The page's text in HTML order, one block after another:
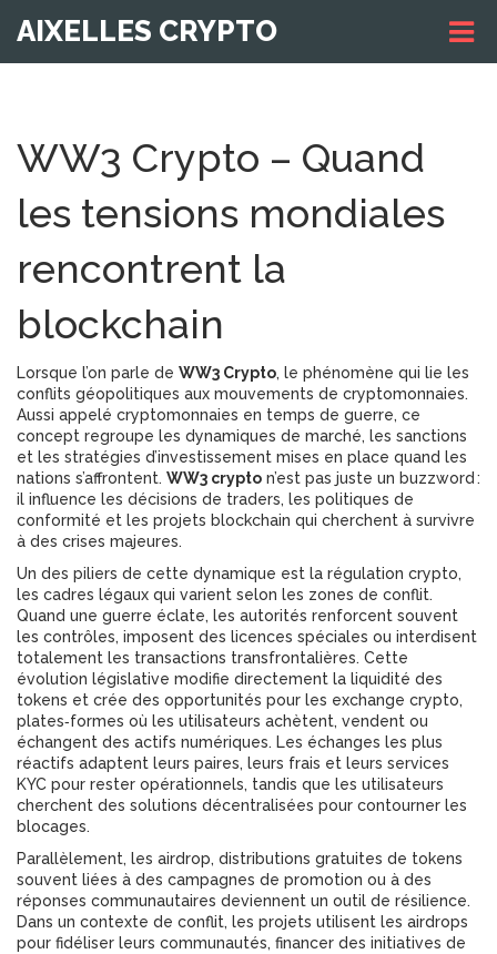
AIXELLES CRYPTO
WW3 Crypto – Quand
les tensions mondiales
rencontrent la
blockchain
Lorsque l’on parle de WW3 Crypto, le phénomène qui lie les
conflits géopolitiques aux mouvements de cryptomonnaies.
Aussi appelé cryptomonnaies en temps de guerre, ce
concept regroupe les dynamiques de marché, les sanctions
et les stratégies d’investissement mises en place quand les
nations s’affrontent. WW3 crypto n’est pas juste un buzzword :
il influence les décisions de traders, les politiques de
conformité et les projets blockchain qui cherchent à survivre
à des crises majeures.
Un des piliers de cette dynamique est la régulation crypto,
les cadres légaux qui varient selon les zones de conflit.
Quand une guerre éclate, les autorités renforcent souvent
les contrôles, imposent des licences spéciales ou interdisent
totalement les transactions transfrontalières. Cette
évolution législative modifie directement la liquidité des
tokens et crée des opportunités pour les exchange crypto,
plates‑formes où les utilisateurs achètent, vendent ou
échangent des actifs numériques. Les échanges les plus
réactifs adaptent leurs paires, leurs frais et leurs services
KYC pour rester opérationnels, tandis que les utilisateurs
cherchent des solutions décentralisées pour contourner les
blocages.
Parallèlement, les airdrop, distributions gratuites de tokens
souvent liées à des campagnes de promotion ou à des
réponses communautaires deviennent un outil de résilience.
Dans un contexte de conflit, les projets utilisent les airdrops
pour fidéliser leurs communautés, financer des initiatives de